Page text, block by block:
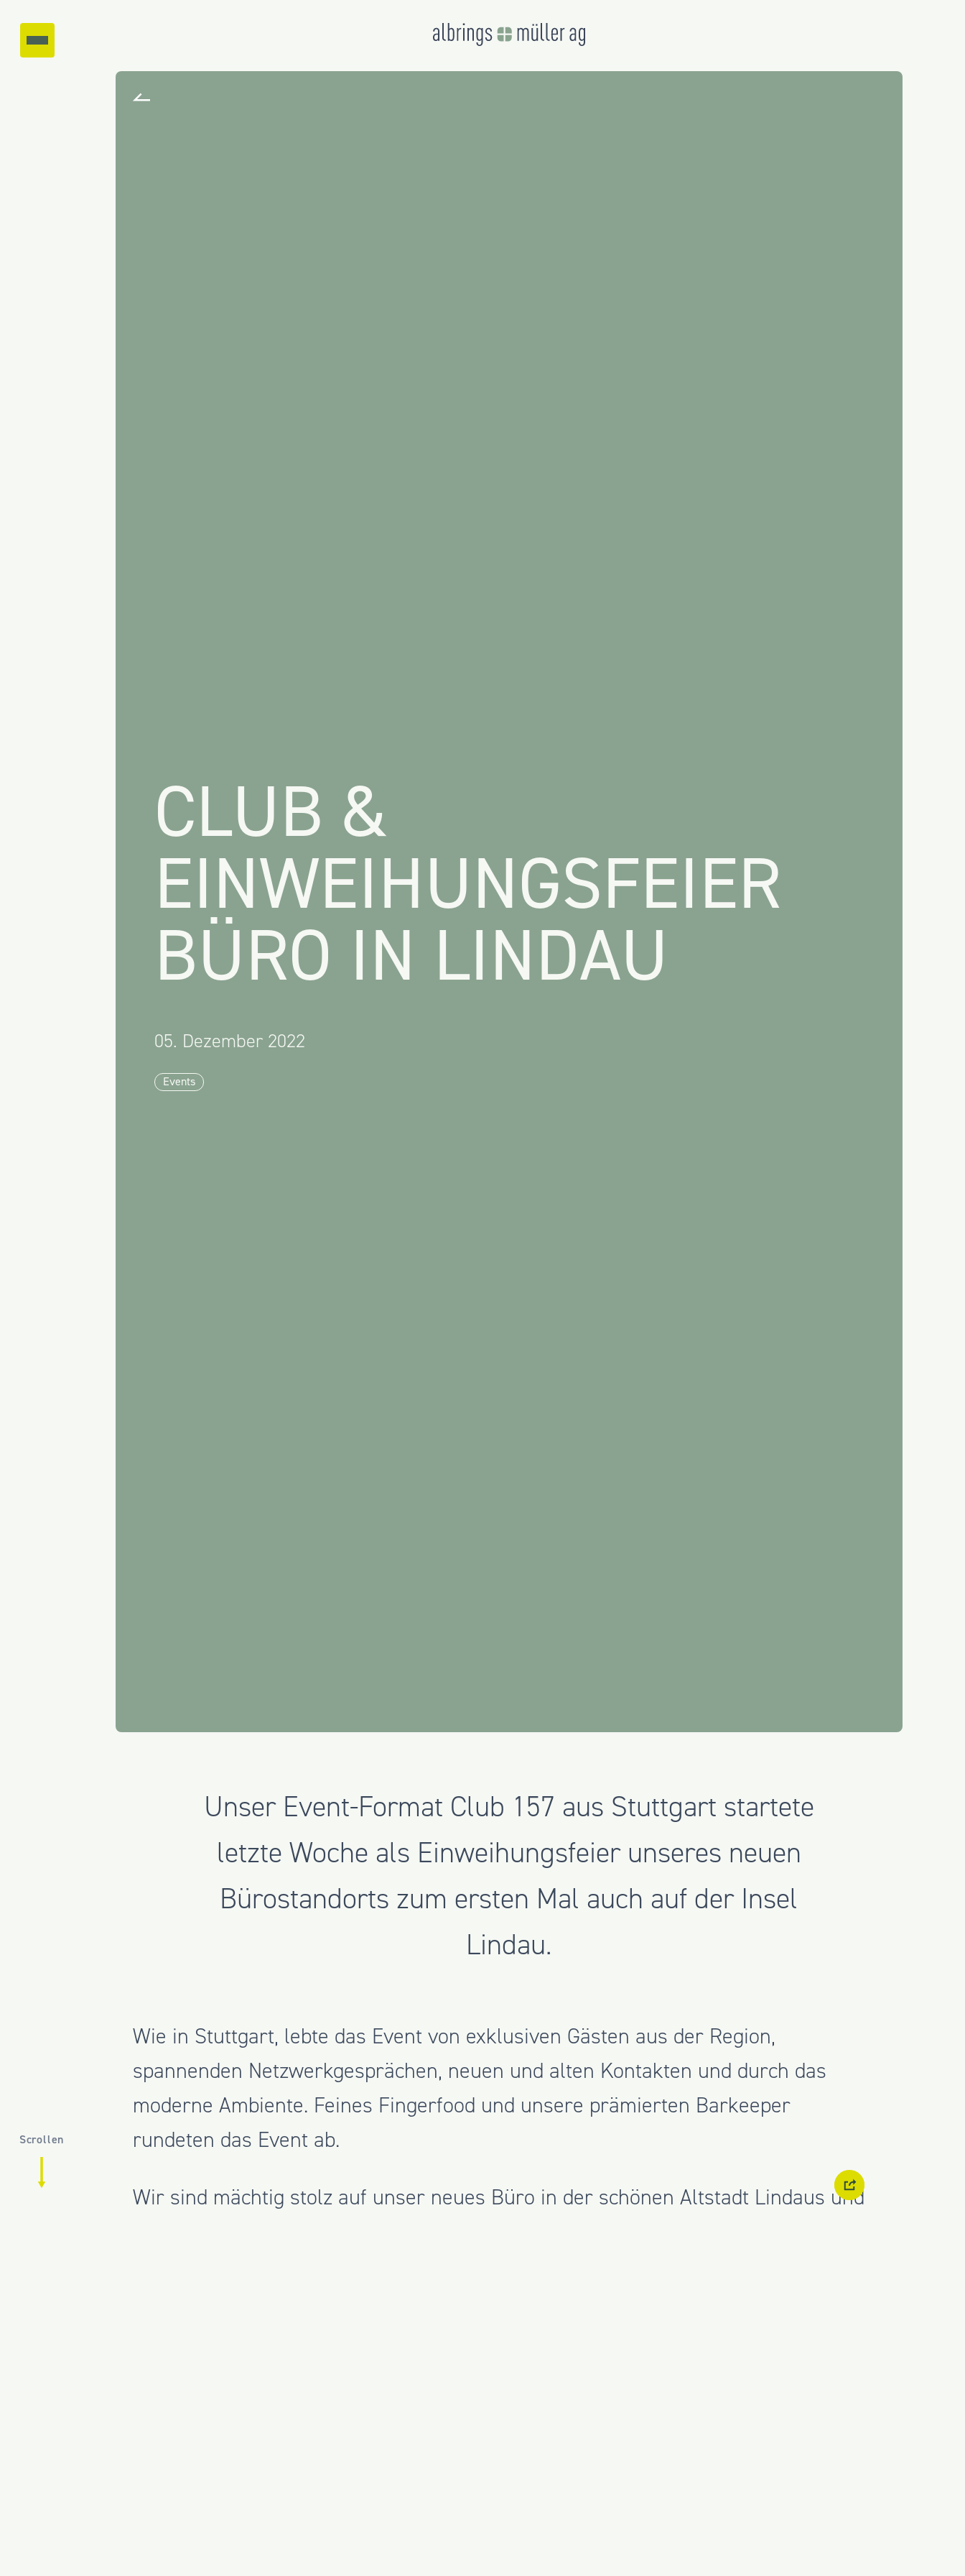
CLUB &
EINWEIHUNGSFEIER
BÜRO IN LINDAU
05. Dezember 2022
Events
Unser Event-Format Club 157 aus Stuttgart startete
letzte Woche als Einweihungsfeier unseres neuen
Bürostandorts zum ersten Mal auch auf der Insel
Lindau.
Wie in Stuttgart, lebte das Event von exklusiven Gästen aus der Region,
spannenden Netzwerkgesprächen, neuen und alten Kontakten und durch das
moderne Ambiente. Feines Fingerfood und unsere prämierten Barkeeper
rundeten das Event ab.
Wir sind mächtig stolz auf unser neues Büro in der schönen Altstadt Lindaus und
Scrollen